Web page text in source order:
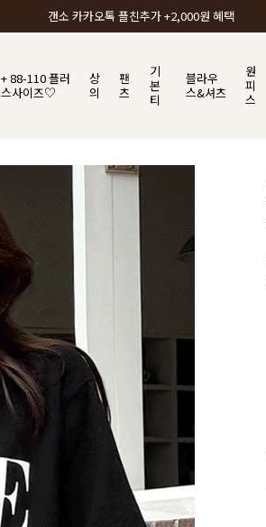
갠소에서 가장 많이 사랑받는 BEST ITEM
+ 88-110 플러
스사이즈♡
상
의
팬
츠
기
본
티
블라우
스&셔츠
원
피
스